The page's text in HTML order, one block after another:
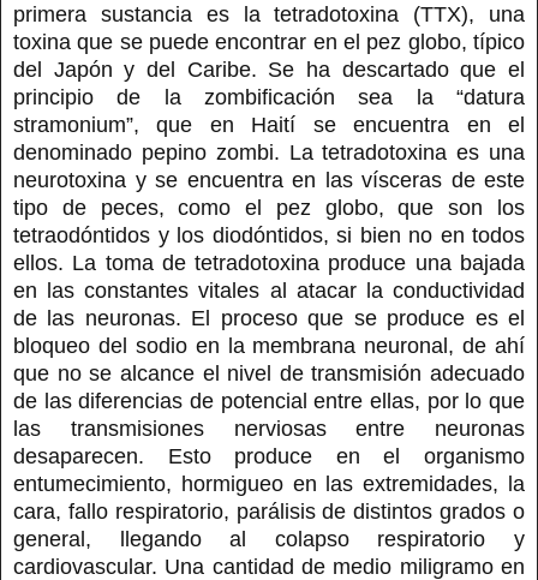
primera sustancia es la tetradotoxina (TTX), una
toxina que se puede encontrar en el pez globo, típico
del Japón y del Caribe. Se ha descartado que el
principio de la zombificación sea la “datura
stramonium”, que en Haití se encuentra en el
denominado pepino zombi. La tetradotoxina es una
neurotoxina y se encuentra en las vísceras de este
tipo de peces, como el pez globo, que son los
tetraodóntidos y los diodóntidos, si bien no en todos
ellos. La toma de tetradotoxina produce una bajada
en las constantes vitales al atacar la conductividad
de las neuronas. El proceso que se produce es el
bloqueo del sodio en la membrana neuronal, de ahí
que no se alcance el nivel de transmisión adecuado
de las diferencias de potencial entre ellas, por lo que
las transmisiones nerviosas entre neuronas
desaparecen. Esto produce en el organismo
entumecimiento, hormigueo en las extremidades, la
cara, fallo respiratorio, parálisis de distintos grados o
general, llegando al colapso respiratorio y
cardiovascular. Una cantidad de medio miligramo en